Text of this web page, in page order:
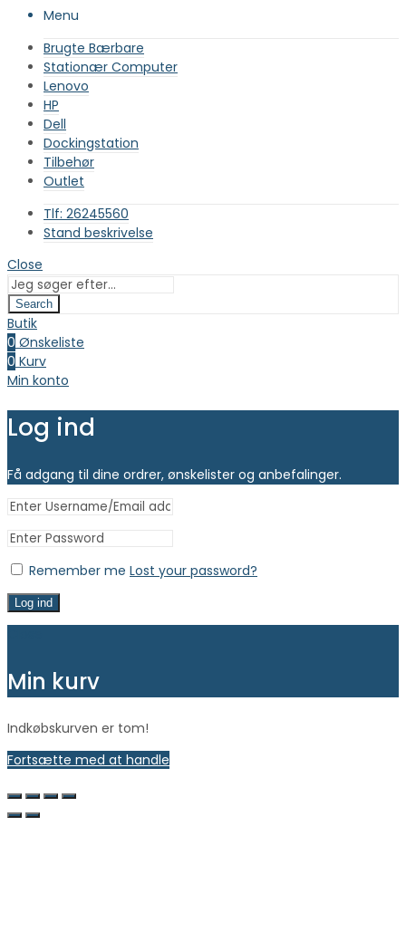
Menu
Brugte Bærbare
Stationær Computer
Lenovo
HP
Dell
Dockingstation
Tilbehør
Outlet
Tlf: 26245560
Stand beskrivelse
Close
Search
Butik
0 Ønskeliste
0 Kurv
Min konto
Log ind
Få adgang til dine ordrer, ønskelister og anbefalinger.
Remember me Lost your password?
Log ind
Min kurv
Indkøbskurven er tom!
Fortsætte med at handle